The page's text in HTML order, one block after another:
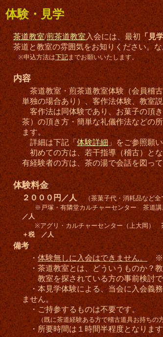
体験・見学
茶道教室/煎茶道教室入会には、最初「見
茶道と教室の雰囲気をお知りください。な
※申込方法は下記までお願いいたします。
内容
茶道教室・煎茶道教室体験（会員稽
単独の場合あり）、客作法体験、教室
客作法は同体験であり、お菓子の頂
茶）の頂き方・簡単な礼儀作法などの
ます。
詳細は下記「体験詳細」をご参照願
初めての方は、若干指導（稽古）と
有経験者の方は、茶の湯で会話を図っ
体験料金
２０００円／人
（茶菓子代・消耗品など
※戸塚・有隣堂カルチャーセンター 茶道講
／人
※アグリ・カルチャーセンター（上大岡）
＋税 ／人
備考
・ 体験無しに入会はできません。※
・茶道教室とは、どういうものか？
教室を探されている方の事前検討で
・本見学体験による、当会に入会義務
ません。
・ご持参するものは不要です。
（既に茶道経験ある方で稽古道具お持ち
・所要時間は１時間半程度となりま